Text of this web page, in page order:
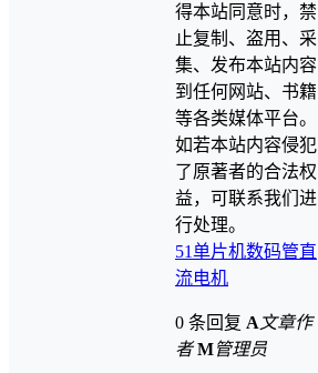
得本站同意时，禁
止复制、盗用、采
集、发布本站内容
到任何网站、书籍
等各类媒体平台。
如若本站内容侵犯
了原著者的合法权
益，可联系我们进
行处理。
51单片机数码管直
流电机
0 条回复 A 文章作
者 M管理员